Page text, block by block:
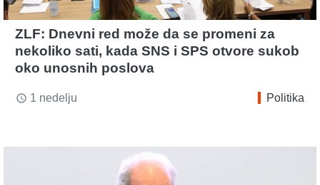
ZLF: Dnevni red može da se promeni za
nekoliko sati, kada SNS i SPS otvore sukob
oko unosnih poslova
access_time 1 nedelju Politika